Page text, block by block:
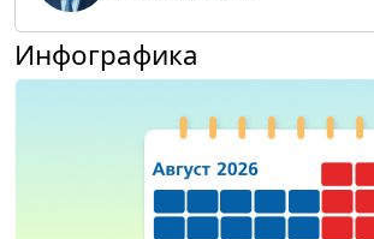
Инфографика